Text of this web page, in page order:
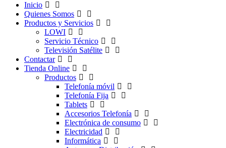
Inicio
Quienes Somos
Productos y Servicios
LOWI
Servicio Técnico
Televisión Satélite
Contactar
Tienda Online
Productos
Telefonía móvil
Telefonía Fija
Tablets
Accesorios Telefonía
Electrónica de consumo
Electricidad
Informática